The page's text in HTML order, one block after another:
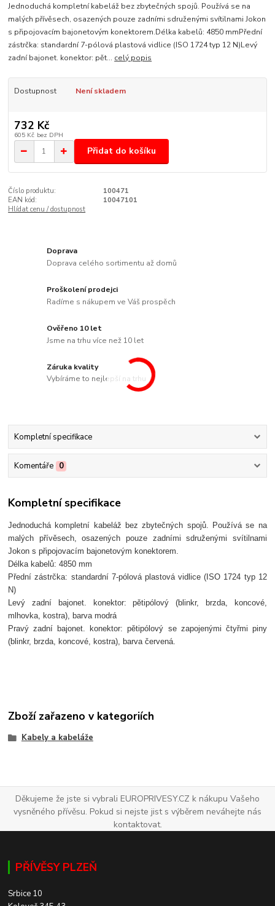
Jednoduchá kompletní kabeláž bez zbytečných spojů. Používá se na
malých přívěsech, osazených pouze zadními sdruženými svítilnami Jokon
s připojovacím bajonetovým konektorem.Délka kabelů: 4850 mmPřední
zástrčka: standardní 7-pólová plastová vidlice (ISO 1724 typ 12 N)Levý
zadní bajonet. konektor: pět... celý popis
Dostupnost Není skladem
732 Kč
605 Kč bez DPH
Přidat do košíku
Číslo produktu:
100471
EAN kód:
10047101
Hlídat cenu / dostupnost
Doprava
Doprava celého sortimentu až domů
Proškolení prodejci
Radíme s nákupem ve Váš prospěch
Ověřeno 10 let
Jsme na trhu více než 10 let
Záruka kvality
Vybíráme to nejlepší na trhu
Kompletní specifikace
Komentáře 0
Kompletní specifikace
Jednoduchá kompletní kabeláž bez zbytečných spojů. Používá se na
malých přívěsech, osazených pouze zadními sdruženými svítilnami
Jokon s připojovacím bajonetovým konektorem.
Délka kabelů: 4850 mm
Přední zástrčka: standardní 7-pólová plastová vidlice (ISO 1724 typ 12
N)
Levý zadní bajonet. konektor: pětipólový (blinkr, brzda, koncové,
mlhovka, kostra), barva modrá
Pravý zadní bajonet. konektor: pětipólový se zapojenými čtyřmi piny
(blinkr, brzda, koncové, kostra), barva červená.
Zboží zařazeno v kategoriích
Kabely a kabeláže
Děkujeme že jste si vybrali EUROPRIVESY.CZ k nákupu Vašeho
vysněného přívěsu. Pokud si nejste jist s výběrem neváhejte nás
kontaktovat.
PŘÍVĚSY PLZEŇ
Srbice 10